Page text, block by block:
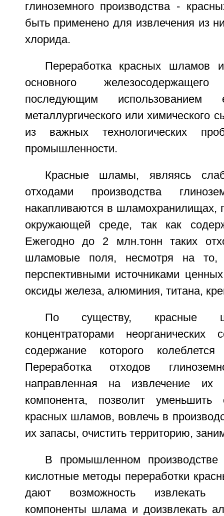
глиноземного производства -
быть применено для извлечения из
хлорида.
Переработка красных шламов
основного
последующим
металлургического или химического
из важных технологических
промышленности.
Красные шламы, являясь
отходами производства
накапливаются в шламохранилищах,
окружающей среде, так как
Ежегодно до 2 млн.тонн таких
шламовые поля, несмотря на то,
перспективными источниками
оксиды железа, алюминия, титана,
По существу, красные
концентраторами неорганических
содержание которого
Переработка отходов
направленная на извлечение их
компонента, позволит
красных шламов, вовлечь в
их запасы, очистить территорию,
В промышленном производстве
кислотные методы переработки
дают возможность извлекать
компоненты шлама и доизвлекать